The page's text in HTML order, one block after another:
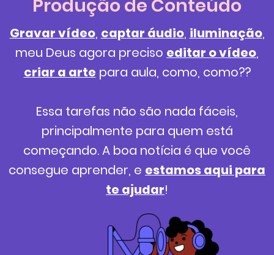
Produção de Conteúdo
Gravar vídeo, captar áudio, iluminação,
meu Deus agora preciso editar o vídeo,
criar a arte para aula, como, como??
Essa tarefas não são nada fáceis,
principalmente para quem está
começando. A boa notícia é que você
consegue aprender, e estamos aqui para
te ajudar!